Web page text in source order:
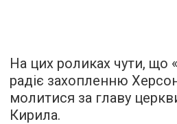
На цих роликах чути,
радіє захопленню
молитися за главу
Кирила.